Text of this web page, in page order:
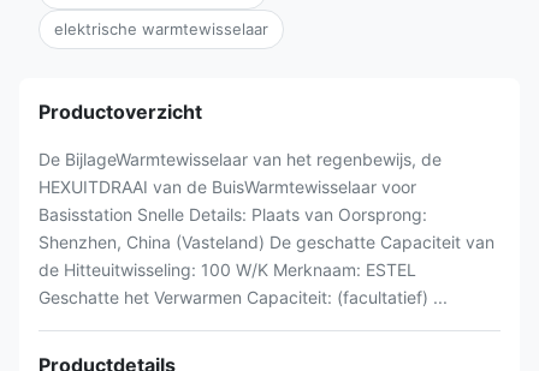
elektrische warmtewisselaar
Productoverzicht
De BijlageWarmtewisselaar van het regenbewijs, de
HEXUITDRAAI van de BuisWarmtewisselaar voor
Basisstation Snelle Details: Plaats van Oorsprong:
Shenzhen, China (Vasteland) De geschatte Capaciteit van
de Hitteuitwisseling: 100 W/K Merknaam: ESTEL
Geschatte het Verwarmen Capaciteit: (facultatief) ...
Productdetails